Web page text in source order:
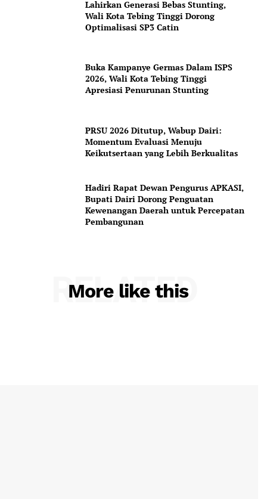
Lahirkan Generasi Bebas Stunting,
Wali Kota Tebing Tinggi Dorong
Optimalisasi SP3 Catin
Buka Kampanye Germas Dalam ISPS
2026, Wali Kota Tebing Tinggi
Apresiasi Penurunan Stunting
PRSU 2026 Ditutup, Wabup Dairi:
Momentum Evaluasi Menuju
Keikutsertaan yang Lebih Berkualitas
Hadiri Rapat Dewan Pengurus APKASI,
Bupati Dairi Dorong Penguatan
Kewenangan Daerah untuk Percepatan
Pembangunan
More like this
RELATED